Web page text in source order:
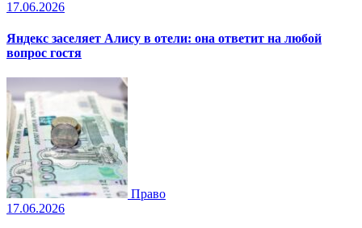
17.06.2026
Яндекс заселяет Алису в отели: она ответит на любой
вопрос гостя
Право
17.06.2026